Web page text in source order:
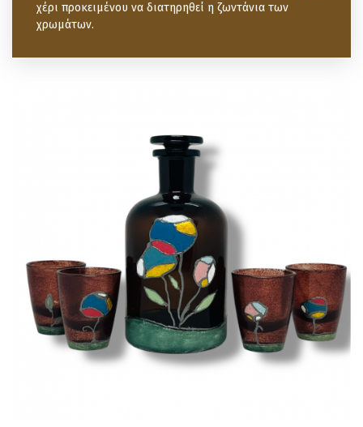
χέρι προκειμένου να διατηρηθεί η ζωντάνια των
χρωμάτων.